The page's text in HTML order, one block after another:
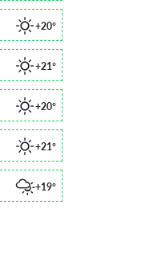
+20°
+21°
+20°
+21°
+19°